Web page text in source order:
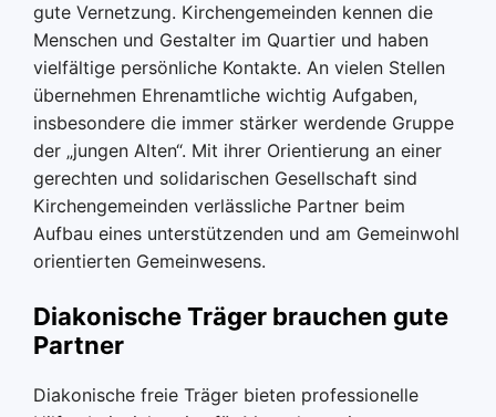
gute Vernetzung. Kirchengemeinden kennen die
Menschen und Gestalter im Quartier und haben
vielfältige persönliche Kontakte. An vielen Stellen
übernehmen Ehrenamtliche wichtig Aufgaben,
insbesondere die immer stärker werdende Gruppe
der „jungen Alten“. Mit ihrer Orientierung an einer
gerechten und solidarischen Gesellschaft sind
Kirchengemeinden verlässliche Partner beim
Aufbau eines unterstützenden und am Gemeinwohl
orientierten Gemeinwesens.
Diakonische Träger brauchen gute
Partner
Diakonische freie Träger bieten professionelle